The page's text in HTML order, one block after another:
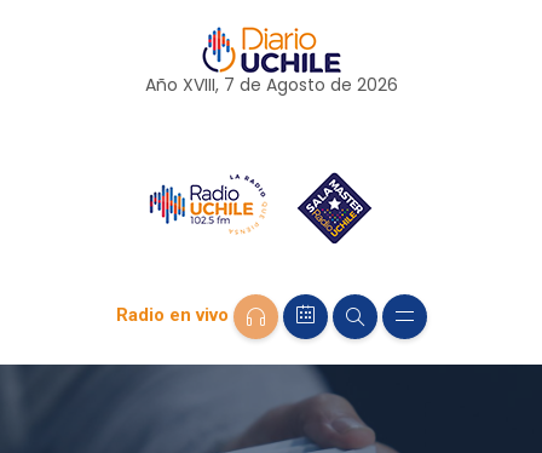
Año XVIII, 7 de Agosto de 2026
Radio en vivo